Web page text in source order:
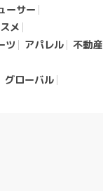
ーサー
メ
ツ アパレル
不動産
グローバル